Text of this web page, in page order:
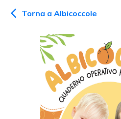
Torna a Albicoccole